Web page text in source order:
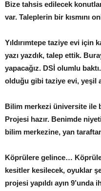
Bize tahsis edilecek
var. Taleplerin bir kısmını
Yıldırımtepe taziye evi için
yazı yazdık, talep ettik.
yapacağız. DSİ olumlu
olduğu gibi taziye evi, yeşil
Bilim merkezi üniversite ile
Projesi hazır. Benimde
bilim merkezine, yan
Köprülere gelince…
kesitler kesilecek, oyuklar
projesi yapıldı ayın 9’unda